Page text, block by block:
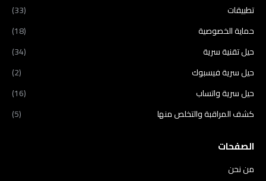
تطبيقات
(33)
حماية الخصوصية
(18)
حيل تقنية سرية
(34)
حيل سرية فيسبوك
(2)
حيل سرية واتساب
(16)
كشف المراقبة والتخلص منها
(5)
الصفحات
من نحن